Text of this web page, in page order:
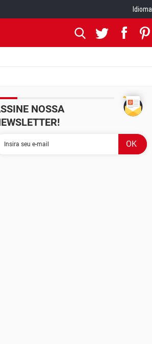
Idioma
NOSSA